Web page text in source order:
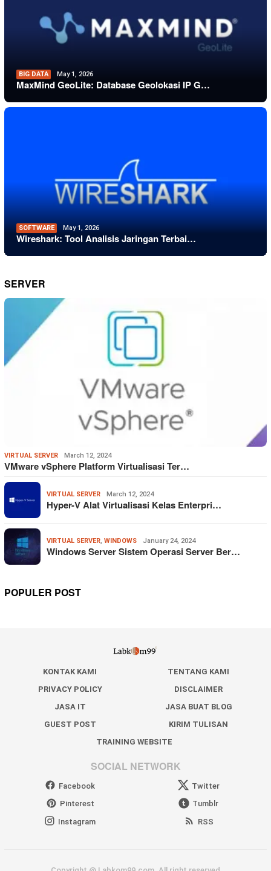
BIG DATA May 1, 2026
MaxMind GeoLite: Database Geolokasi IP G…
SOFTWARE May 1, 2026
Wireshark: Tool Analisis Jaringan Terbai…
SERVER
VIRTUAL SERVER March 12, 2024
VMware vSphere Platform Virtualisasi Ter…
VIRTUAL SERVER March 12, 2024
Hyper-V Alat Virtualisasi Kelas Enterpri…
VIRTUAL SERVER, WINDOWS January 24, 2024
Windows Server Sistem Operasi Server Ber…
POPULER POST
KONTAK KAMI
TENTANG KAMI
PRIVACY POLICY
DISCLAIMER
JASA IT
JASA BUAT BLOG
GUEST POST
KIRIM TULISAN
TRAINING WEBSITE
SOCIAL NETWORK
Facebook
Twitter
Pinterest
Tumblr
Instagram
RSS